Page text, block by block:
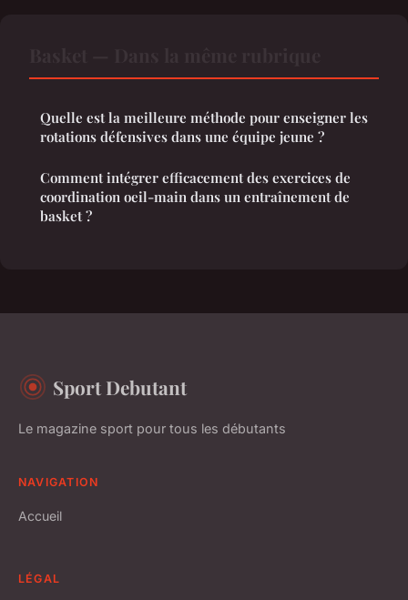
Quelle est la meilleure méthode pour enseigner les
rotations défensives dans une équipe jeune ?
Comment intégrer efficacement des exercices de
coordination oeil-main dans un entraînement de
basket ?
Sport Debutant
Le magazine sport pour tous les débutants
NAVIGATION
Accueil
LÉGAL